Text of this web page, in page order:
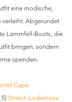
eine modische,
verleiht. Abgerundet
Lammfell-Boots, die
bringen, sondern
spenden.
Cape
5)
Stretch-Lederhose